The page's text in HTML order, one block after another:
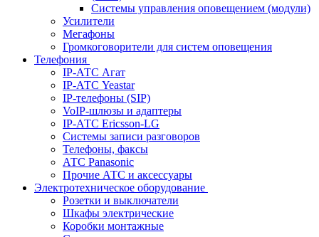
Системы управления оповещением (модули)
Усилители
Мегафоны
Громкоговорители для систем оповещения
Телефония
IP-АТС Агат
IP-АТС Yeastar
IP-телефоны (SIP)
VoIP-шлюзы и адаптеры
IP-АТС Ericsson-LG
Системы записи разговоров
Телефоны, факсы
АТС Panasonic
Прочие АТС и аксессуары
Электротехническое оборудование
Розетки и выключатели
Шкафы электрические
Коробки монтажные